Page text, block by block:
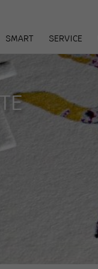
SMART SERVICE